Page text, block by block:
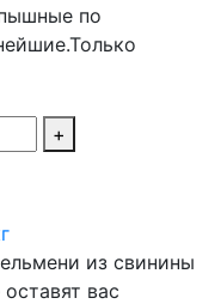
по
+
из свинины
вас